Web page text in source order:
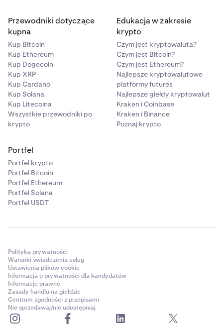
Przewodniki dotyczące
kupna
Kup Bitcoin
Kup Ethereum
Kup Dogecoin
Kup XRP
Kup Cardano
Kup Solana
Kup Litecoina
Wszystkie przewodniki po
krypto
Edukacja w zakresie
krypto
Czym jest kryptowaluta?
Czym jest Bitcoin?
Czym jest Ethereum?
Najlepsze kryptowalutowe
platformy futures
Najlepsze giełdy kryptowalut
Kraken i Coinbase
Kraken i Binance
Poznaj krypto
Portfel
Portfel krypto
Portfel Bitcoin
Portfel Ethereum
Portfel Solana
Portfel USDT
Polityka prywatności
Warunki świadczenia usług
Ustawienia plików cookie
Informacja o prywatności dla kandydatów
Informacje prawne
Zasady handlu na giełdzie
Centrum zgodności z przepisami
Nie sprzedawaj/nie udostępniaj